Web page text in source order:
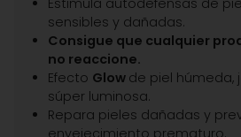
Estimula autodefensas de
sensibles y dañadas.
Consigue que cualquier
no reaccione.
Efecto Glow de piel húmeda,
súper luminosa.
Repara pieles dañadas y
envejecimiento prematuro.